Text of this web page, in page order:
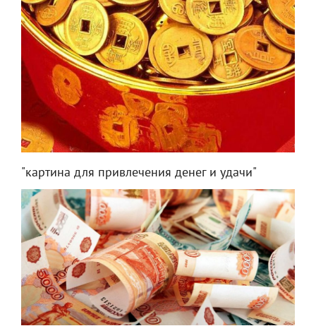
"картина для привлечения денег и удачи"